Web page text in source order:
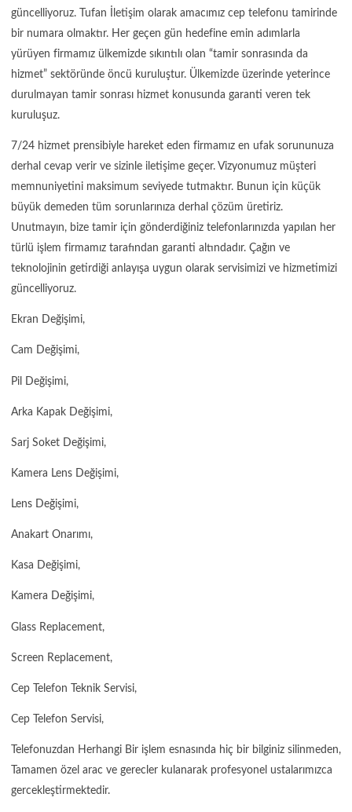
güncelliyoruz. Tufan İletişim olarak amacımız cep telefonu tamirinde
bir numara olmaktır. Her geçen gün hedefine emin adımlarla
yürüyen firmamız ülkemizde sıkıntılı olan “tamir sonrasında da
hizmet” sektöründe öncü kuruluştur. Ülkemizde üzerinde yeterince
durulmayan tamir sonrası hizmet konusunda garanti veren tek
kuruluşuz.
7/24 hizmet prensibiyle hareket eden firmamız en ufak sorununuza
derhal cevap verir ve sizinle iletişime geçer. Vizyonumuz müşteri
memnuniyetini maksimum seviyede tutmaktır. Bunun için küçük
büyük demeden tüm sorunlarınıza derhal çözüm üretiriz.
Unutmayın, bize tamir için gönderdiğiniz telefonlarınızda yapılan her
türlü işlem firmamız tarafından garanti altındadır. Çağın ve
teknolojinin getirdiği anlayışa uygun olarak servisimizi ve hizmetimizi
güncelliyoruz.
Ekran Değişimi,
Cam Değişimi,
Pil Değişimi,
Arka Kapak Değişimi,
Sarj Soket Değişimi,
Kamera Lens Değişimi,
Lens Değişimi,
Anakart Onarımı,
Kasa Değişimi,
Kamera Değişimi,
Glass Replacement,
Screen Replacement,
Cep Telefon Teknik Servisi,
Cep Telefon Servisi,
Telefonuzdan Herhangi Bir işlem esnasında hiç bir bilginiz silinmeden,
Tamamen özel arac ve gerecler kulanarak profesyonel ustalarımızca
gercekleştirmektedir.